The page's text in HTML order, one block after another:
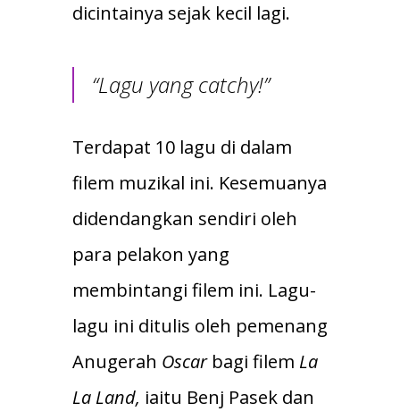
dicintainya sejak kecil lagi.
“Lagu yang catchy!”
Terdapat 10 lagu di dalam
filem muzikal ini. Kesemuanya
didendangkan sendiri oleh
para pelakon yang
membintangi filem ini. Lagu-
lagu ini ditulis oleh pemenang
Anugerah Oscarbagi filem La
La Land, iaitu Benj Pasek dan